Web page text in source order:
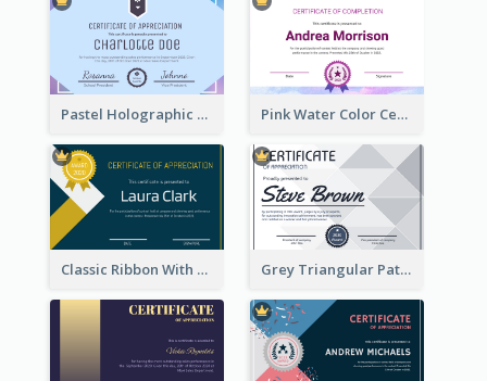
Pastel Holographic Certificate Of Appreciation Pink Water Color Certificate Of Completion
Classic Ribbon With Gold Badge Certificate Design Grey Triangular Pattern Best Certificate Design